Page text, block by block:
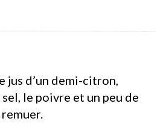
jus d’un demi-citron,
sel, le poivre et un peu de